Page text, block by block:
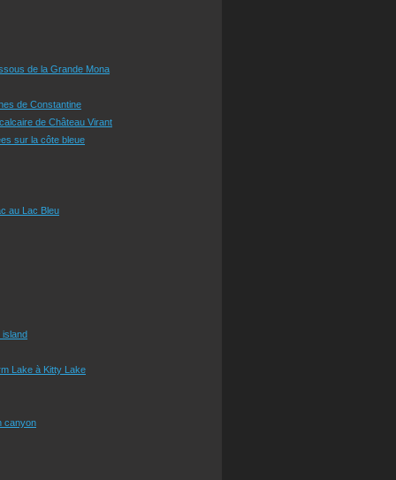
de la Grande Mona
de Constantine
de Château Virant
sur la côte bleue
au Lac Bleu
island
Lake à Kitty Lake
canyon